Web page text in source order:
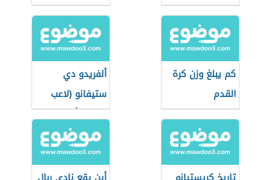
في العالم
كم يبلغ وزن كرة
القدم
ألفريدو دي
ستيفانو (لاعب
ومدرب أرجنتيني)